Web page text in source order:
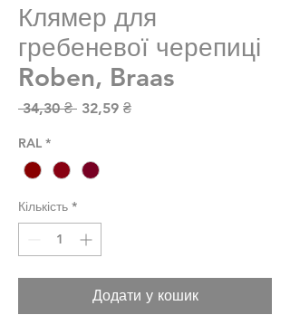
Клямер для
гребеневої черепиці
Roben, Braas
34,30 ₴ Звичайна ціна
32,59 ₴За розпродажем
RAL *
Кількість *
Додати у кошик